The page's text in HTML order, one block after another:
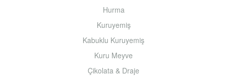
Hurma
Kuruyemiş
Kabuklu Kuruyemiş
Kuru Meyve
Çikolata & Draje